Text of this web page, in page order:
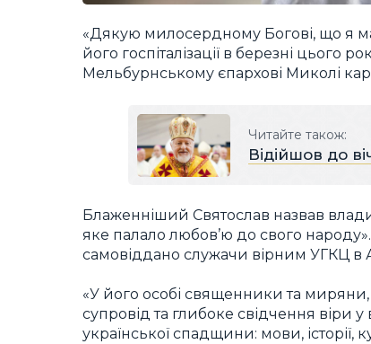
«Дякую милосердному Богові, що я
його госпіталізації в березні цього
Мельбурнському єпархові Миколі
Читайте також:
Відійшов до
Блаженніший Святослав назвав
яке палало любов’ю до свого
самовіддано служачи вірним УГКЦ в
«У його особі священники та
супровід та глибоке свідчення віри
української спадщини: мови, історії,